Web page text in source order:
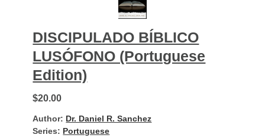
DISCIPULADO BÍBLICO
LUSÓFONO (Portuguese
Edition)
$20.00
Author: Dr. Daniel R. Sanchez
Series: Portuguese